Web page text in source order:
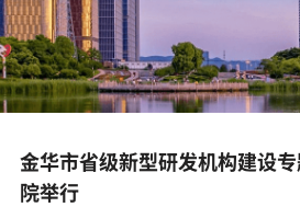
金华市省级新型研发机构建设
院举行​